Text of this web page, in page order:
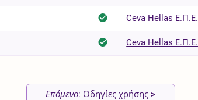
Ceva Hellas Ε.Π.Ε.
Ceva Hellas Ε.Π.Ε.
Επόμενο: Οδηγίες χρήσης >